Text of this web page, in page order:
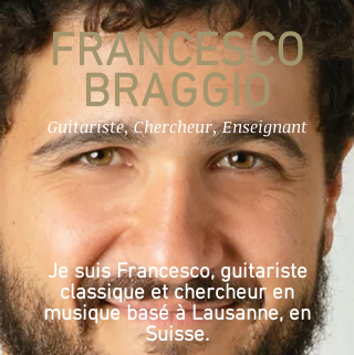
FRANCESCO
BRAGGIO
Guitariste, Chercheur, Enseignant
Je suis Francesco, guitariste
classique et chercheur en
musique basé à Lausanne, en
Suisse.